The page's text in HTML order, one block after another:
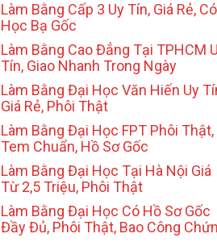
Làm Bằng Cấp 3 Uy Tín, Giá Rẻ, Có
Học Bạ Gốc
Làm Bằng Cao Đẳng Tại TPHCM
Tín, Giao Nhanh Trong Ngày
Làm Bằng Đại Học Văn Hiến Uy
Giá Rẻ, Phôi Thật
Làm Bằng Đại Học FPT Phôi Thật,
Tem Chuẩn, Hồ Sơ Gốc
Làm Bằng Đại Học Tại Hà Nội Giá
Từ 2,5 Triệu, Phôi Thật
Làm Bằng Đại Học Có Hồ Sơ Gốc
Đầy Đủ, Phôi Thật, Bao Công